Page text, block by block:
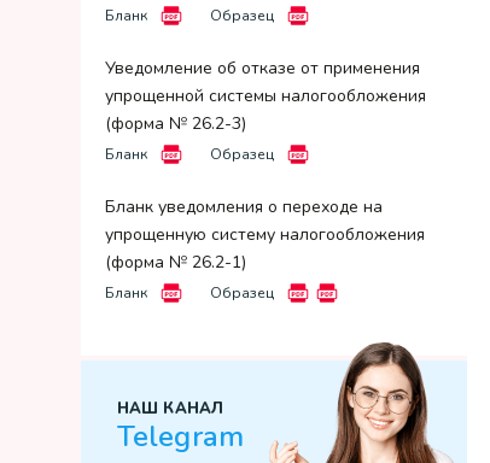
Бланк Образец
Уведомление об отказе от применения
упрощенной системы налогообложения
(форма № 26.2-3)
Бланк Образец
Бланк уведомления о переходе на
упрощенную систему налогообложения
(форма № 26.2-1)
Бланк Образец
НАШ КАНАЛ
Telegram